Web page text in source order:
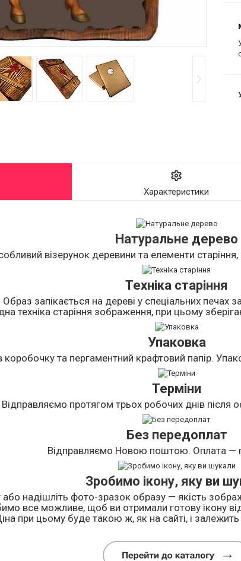
Характеристики
Натуральне дерево
візерунок деревини та елементи
Техніка старіння
Образ запікається на дереві у спеціальних печах
техніка старіння зображення, при цьому
Упаковка
та пергаментний крафтовий папір.
Терміни
Відправляємо протягом трьох робочих днів після
Без передоплат
Відправляємо Новою поштою. Оплата —
Зробимо ікону, яку ви
або надішліть фото-зразок образу — якість
все можливе, щоб ви отримали готову ікону
при цьому буде такою ж, як на сайті, і